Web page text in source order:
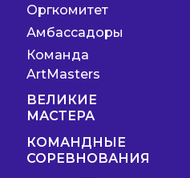
КОМАНДНЫЕ
СОРЕВНОВАНИЯ
ВЕЛИКИЕ
МАСТЕРА
Амбассадоры
Команда
ArtMasters
Оргкомитет